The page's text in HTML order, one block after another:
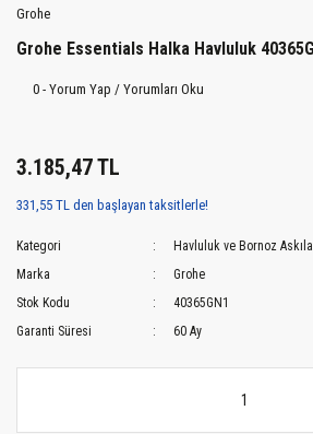
Grohe
Grohe Essentials Halka Havluluk
0 - Yorum Yap / Yorumları Oku
3.185,47 TL
331,55 TL den başlayan taksitlerle!
Kategori
Havluluk ve Bornoz
Marka
Grohe
Stok Kodu
40365GN1
Garanti Süresi
60 Ay